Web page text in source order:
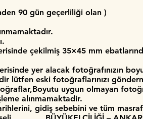
90 gün geçerliliği olan )
çekilmiş 35×45 mm
yer alacak fotoğrafınızın
lütfen eski fotoğraflarınızı
uygun olmayan
alınmamaktadir.
gidiş sebebini ve tüm